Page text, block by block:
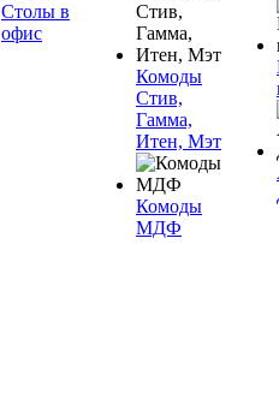
Столы в
офис
Комоды
Стив,
Гамма,
Итен, Мэт
Комоды
МДФ